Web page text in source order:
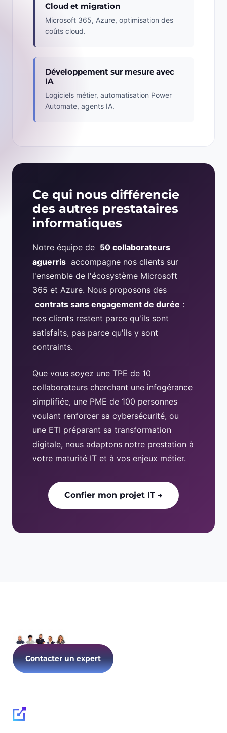
Cloud et migration
Microsoft 365, Azure, optimisation des
coûts cloud.
Développement sur mesure avec
IA
Logiciels métier, automatisation Power
Automate, agents IA.
Ce qui nous différencie
des autres prestataires
informatiques
Notre équipe de 50 collaborateurs
aguerris accompagne nos clients sur
l'ensemble de l'écosystème Microsoft
365 et Azure. Nous proposons des
contrats sans engagement de durée :
nos clients restent parce qu'ils sont
satisfaits, pas parce qu'ils y sont
contraints.
Que vous soyez une TPE de 10
collaborateurs cherchant une infogérance
simplifiée, une PME de 100 personnes
voulant renforcer sa cybersécurité, ou
une ETI préparant sa transformation
digitale, nous adaptons notre prestation à
votre maturité IT et à vos enjeux métier.
Confier mon projet IT →
Contacter un expert